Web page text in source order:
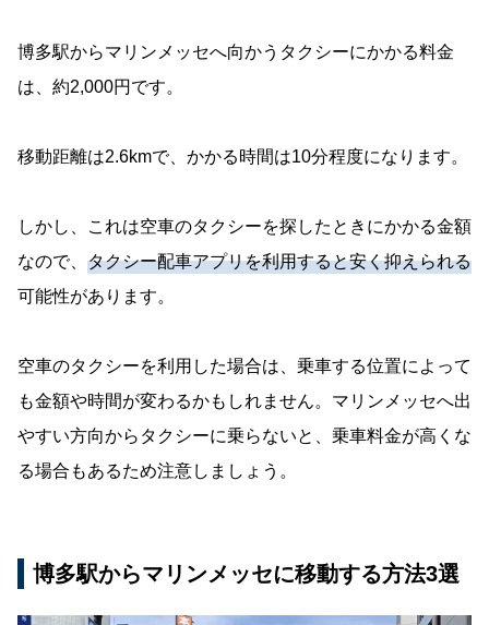
博多駅からマリンメッセへ向かうタクシーにかかる料金
は、約2,000円です。
移動距離は2.6kmで、かかる時間は10分程度になります。
しかし、これは空車のタクシーを探したときにかかる金額
なので、 タクシー配車アプリを利用すると安く抑えられる
可能性があります。
空車のタクシーを利用した場合は、乗車する位置によって
も金額や時間が変わるかもしれません。マリンメッセへ出
やすい方向からタクシーに乗らないと、乗車料金が高くな
る場合もあるため注意しましょう。
博多駅からマリンメッセに移動する方法3選